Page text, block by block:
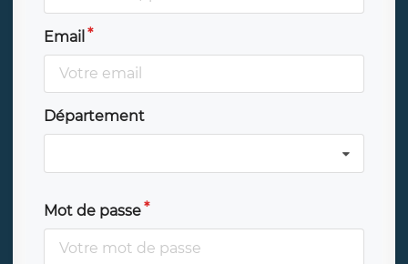
Email
Département
Mot de passe